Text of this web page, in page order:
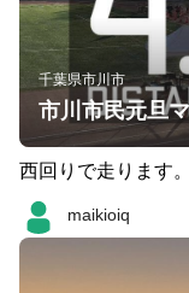
千葉県市川市
市川市民元旦
西回りで走ります
maikioiq